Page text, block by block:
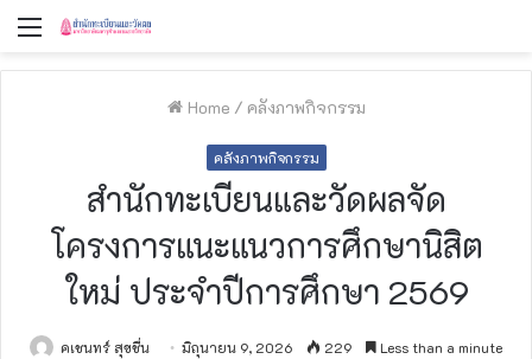
Menu
Home / คลังภาพกิจกรรม
คลังภาพกิจกรรม
สำนักทะเบียนและวัดผลจัด
โครงการแนะแนวการศึกษานิสิต
ใหม่ ประจำปีการศึกษา 2569
คเชนทร์ สุขชื่น มิถุนายน 9, 2026 229 Less than a minute